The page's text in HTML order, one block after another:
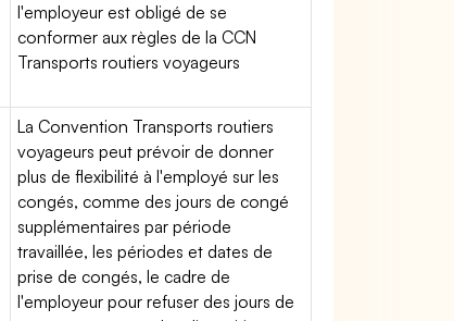
l'employeur est obligé de se
conformer aux règles de la CCN
Transports routiers voyageurs
La Convention Transports routiers
voyageurs peut prévoir de donner
plus de flexibilité à l'employé sur les
congés, comme des jours de congé
supplémentaires par période
travaillée, les périodes et dates de
prise de congés, le cadre de
l'employeur pour refuser des jours de